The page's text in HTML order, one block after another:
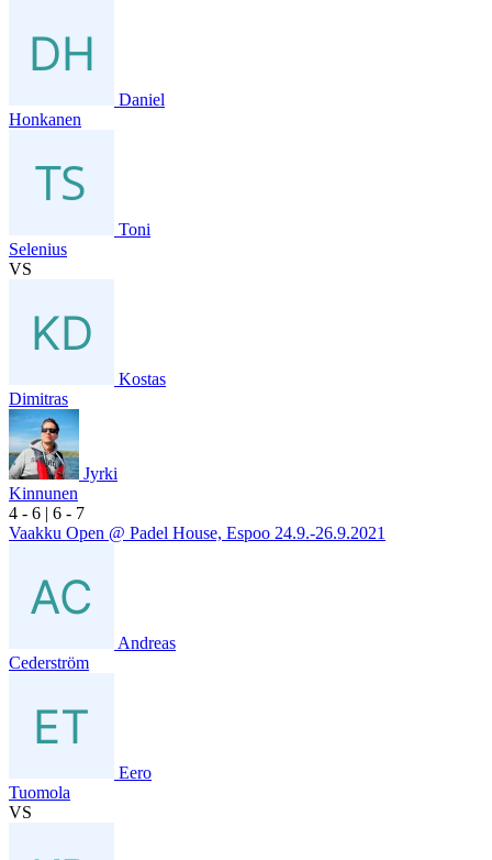
Daniel
Honkanen
Toni
Selenius
VS
Kostas
Dimitras
Jyrki
Kinnunen
4 - 6 | 6 - 7
Vaakku Open @ Padel House, Espoo 24.9.-26.9.2021
Andreas
Cederström
Eero
Tuomola
VS